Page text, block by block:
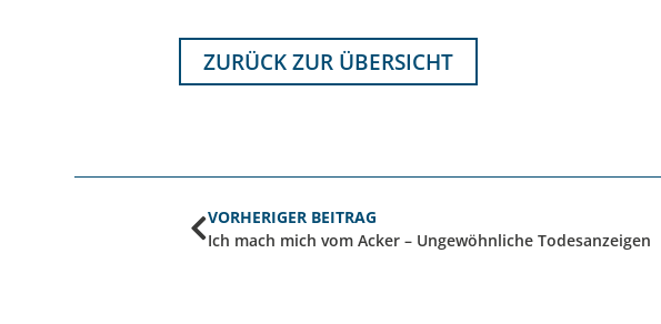
ZURÜCK ZUR ÜBERSICHT
VORHERIGER BEITRAG
Ich mach mich vom Acker – Ungewöhnliche Todesanzeigen